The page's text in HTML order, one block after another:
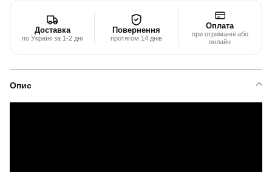
Доставка
по Україні за 1-2 дні
Повернення
протягом 14 днів
Оплата
при отриманні або
онлайн
Опис